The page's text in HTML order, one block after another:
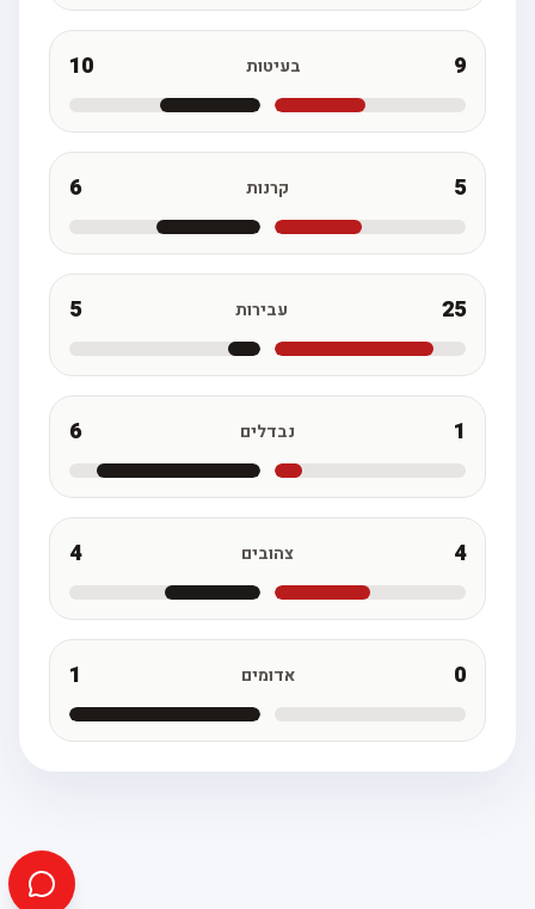
בעיטות 10
קרנות
25 עבירות
נבדלים
צהובים
אדומים